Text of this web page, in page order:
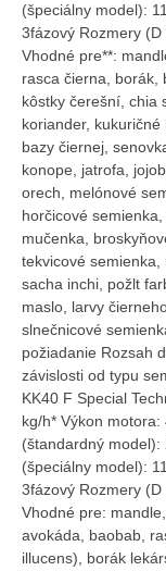
(špeciálny model):
3fázový Rozmery
Vhodné pre**:
rasca čierna, borák,
kôstky čerešní, chia
koriander, kukuričné
bazy čiernej,
konope, jatrofa,
orech, melónové
horčicové
mučenka,
tekvicové semienka,
sacha inchi, požlt
maslo, larvy
slnečnicové
požiadanie Rozsah
závislosti od typu
KK40 F Special
kg/h* Výkon
(štandardný model):
(špeciálny model):
3fázový Rozmery
Vhodné pre:
avokáda, baobab,
illucens), borák